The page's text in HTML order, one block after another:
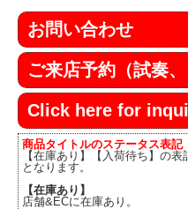
お問い合わせ
ご来店予約（試奏、
Click here for
商品タイトルのステータス表記
【在庫あり】【入荷待ち】の
となります。
【在庫あり】
店舗&ECに在庫あり。